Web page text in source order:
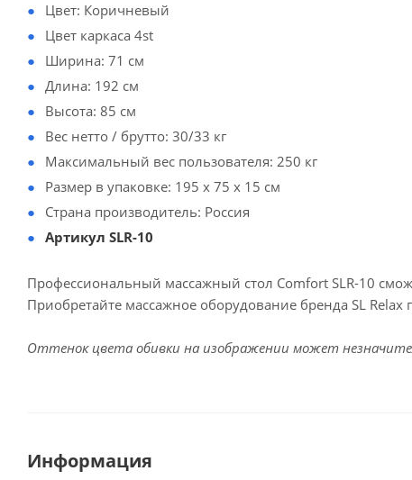
Цвет: Коричневый
Цвет каркаса 4st
Ширина: 71 см
Длина: 192 см
Высота: 85 см
Вес нетто / брутто: 30/33 кг
Максимальный вес пользователя: 250 кг
Размер в упаковке: 195 х 75 х 15 см
Страна производитель: Россия
Артикул SLR-10
Профессиональный массажный стол Comfort SLR-10
Приобретайте массажное оборудование бренда SL Relax
Оттенок цвета обивки на изображении может
Информация